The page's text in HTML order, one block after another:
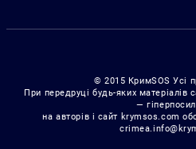
© 2015 КримSOS Усі
При передруці будь-яких матеріалів
—
на авторів і сайт krymsos.com